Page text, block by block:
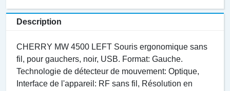
Description
CHERRY MW 4500 LEFT Souris ergonomique sans
fil, pour gauchers, noir, USB. Format: Gauche.
Technologie de détecteur de mouvement: Optique,
Interface de l'appareil: RF sans fil, Résolution en